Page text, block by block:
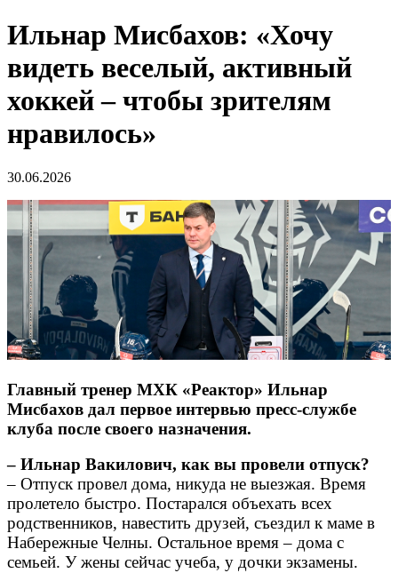
Ильнар Мисбахов: «Хочу
видеть веселый, активный
хоккей – чтобы зрителям
нравилось»
30.06.2026
Главный тренер МХК «Реактор» Ильнар
Мисбахов дал первое интервью пресс-службе
клуба после своего назначения.
– Ильнар Вакилович, как вы провели отпуск?
– Отпуск провел дома, никуда не выезжая. Время
пролетело быстро. Постарался объехать всех
родственников, навестить друзей, съездил к маме в
Набережные Челны. Остальное время – дома с
семьей. У жены сейчас учеба, у дочки экзамены.